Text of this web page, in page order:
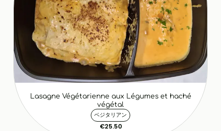
Lasagne Végétarienne aux Légumes et haché
végétal
ベジタリアン
€25.50